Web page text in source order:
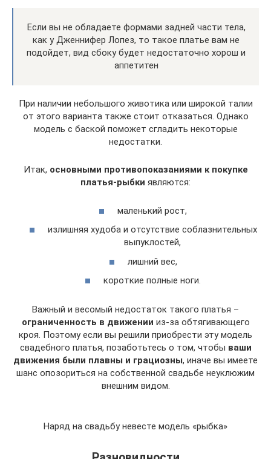
Если вы не обладаете формами задней части тела,
как у Дженнифер Лопез, то такое платье вам не
подойдет, вид сбоку будет недостаточно хорош и
аппетитен
При наличии небольшого животика или широкой талии
от этого варианта также стоит отказаться. Однако
модель с баской поможет сгладить некоторые
недостатки.
Итак, основными противопоказаниями к покупке
платья-рыбки являются:
маленький рост,
излишняя худоба и отсутствие соблазнительных
выпуклостей,
лишний вес,
короткие полные ноги.
Важный и весомый недостаток такого платья –
ограниченность в движении из-за обтягивающего
кроя. Поэтому если вы решили приобрести эту модель
свадебного платья, позаботьтесь о том, чтобы ваши
движения были плавны и грациозны, иначе вы имеете
шанс опозориться на собственной свадьбе неуклюжим
внешним видом.
Наряд на свадьбу невесте модель «рыбка»